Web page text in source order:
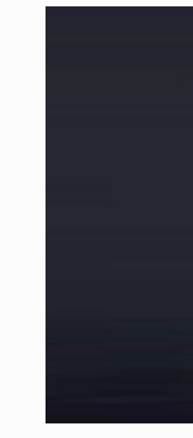
ARTICOLE Cum
CU
OUR
Hard
STIRI